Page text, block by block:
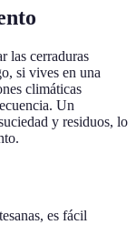
las cerraduras
si vives en una
climáticas
Un
y residuos, lo
es fácil